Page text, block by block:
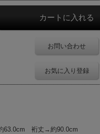
お問い合わせ
お気に入り登録
裄丈→約90.0cm